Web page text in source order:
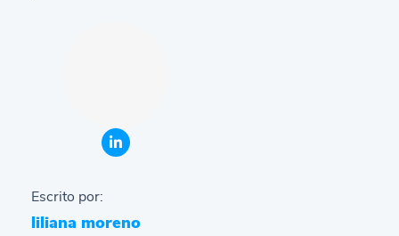
Escrito por:
liliana moreno